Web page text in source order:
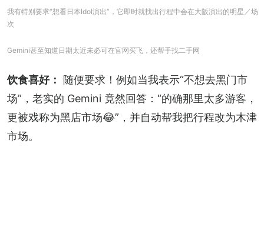
我有特别要求“想看日本Idol演出”，它即时就找出行程中会在大阪演出的明星／场
次
Gemini甚至知道日期太近未必可在官网买飞，还帮手找二手网
饮食喜好：
随便要求！例如当我表示“不想去黑门市
场”，老实的 Gemini 竟然回答：“的确那里太多游客，
更被戏称为黑店市场😂”，并自动帮我把行程改为木津
市场。